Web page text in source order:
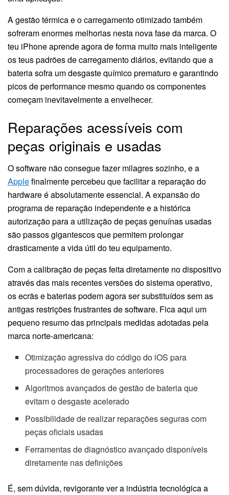
A gestão térmica e o carregamento otimizado também
sofreram enormes melhorias nesta nova fase da marca. O
teu iPhone aprende agora de forma muito mais inteligente
os teus padrões de carregamento diários, evitando que a
bateria sofra um desgaste químico prematuro e garantindo
picos de performance mesmo quando os componentes
começam inevitavelmente a envelhecer.
Reparações acessíveis com
peças originais e usadas
O software não consegue fazer milagres sozinho, e a
Applefinalmente percebeu que facilitar a reparação do
hardware é absolutamente essencial. A expansão do
programa de reparação independente e a histórica
autorização para a utilização de peças genuínas usadas
são passos gigantescos que permitem prolongar
drasticamente a vida útil do teu equipamento.
Com a calibração de peças feita diretamente no dispositivo
através das mais recentes versões do sistema operativo,
os ecrãs e baterias podem agora ser substituídos sem as
antigas restrições frustrantes de software. Fica aqui um
pequeno resumo das principais medidas adotadas pela
marca norte-americana:
Otimização agressiva do código do iOS para
processadores de gerações anteriores
Algoritmos avançados de gestão de bateria que
evitam o desgaste acelerado
Possibilidade de realizar reparações seguras com
peças oficiais usadas
Ferramentas de diagnóstico avançado disponíveis
diretamente nas definições
É, sem dúvida, revigorante ver a indústria tecnológica a